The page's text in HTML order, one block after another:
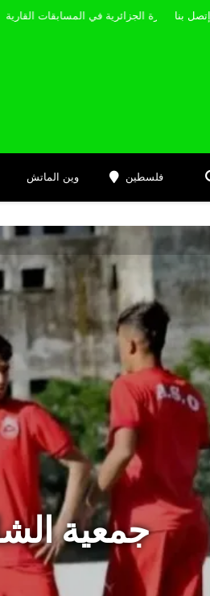
إتصل بنا
وين الماتش فلسطين
جمعية